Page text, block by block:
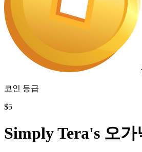
코인 등급
$5
Simply Tera's 오